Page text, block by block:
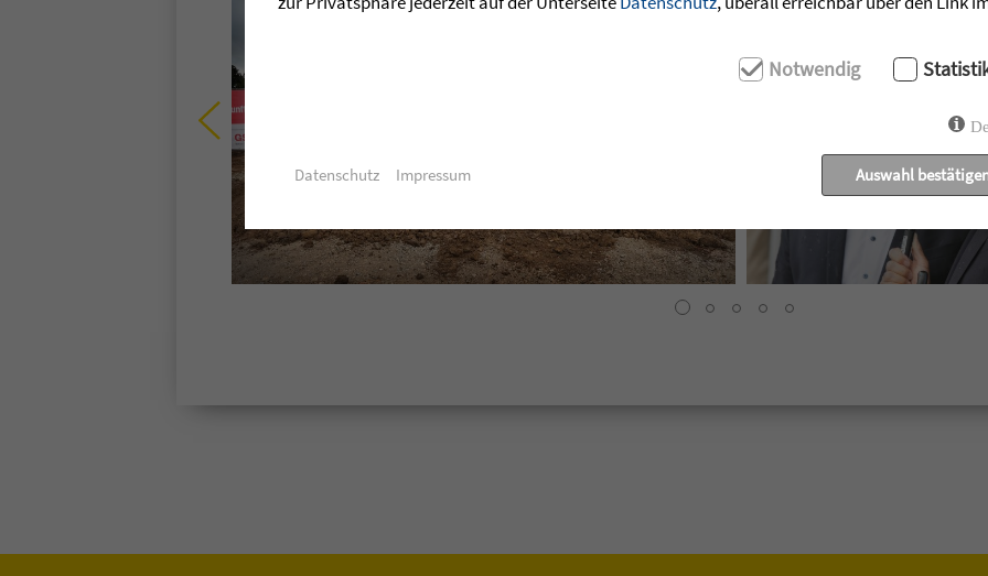
Notwendig
Auswahl
Datenschutz Impressum